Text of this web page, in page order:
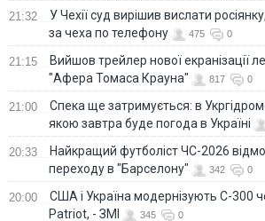
21:32
У Чехії суд вирішив вислати
за чеха по телефону
475 0
21:15
Вийшов трейлер нової екранізації
"Афера Томаса Крауна"
817 0
21:00
Спека ще затримується: в
якою завтра буде погода в Україні
20:33
Найкращий футболіст ЧС-2026
переходу в "Барселону"
342 0
20:00
США і Україна модернізують С-300
Patriot, - ЗМІ
345 0